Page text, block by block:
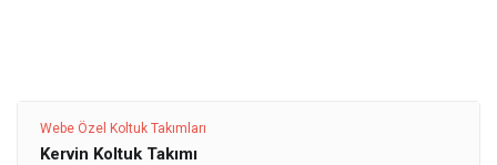
Webe Özel Koltuk Takımları
Kervin Koltuk Takımı